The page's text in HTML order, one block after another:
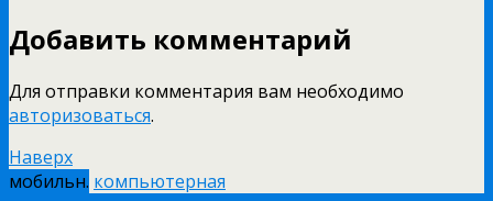
Добавить комментарий
Для отправки комментария вам необходимо
авторизоваться.
Наверх
мобильн. компьютерная